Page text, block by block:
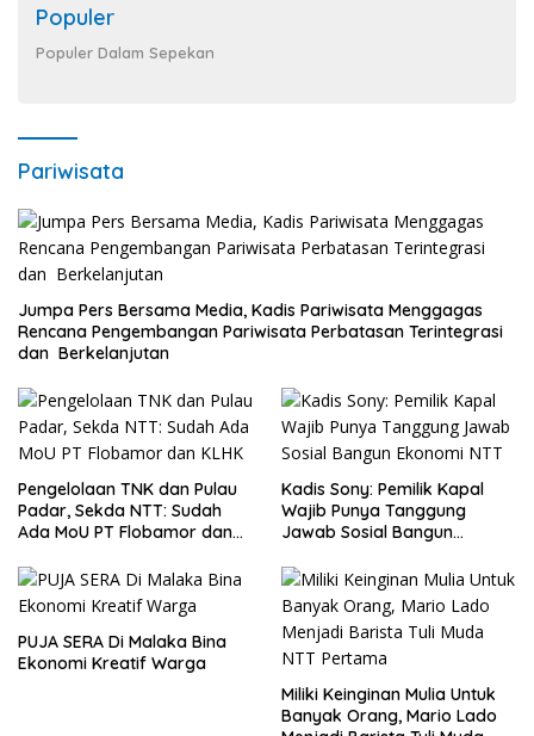
Populer
Populer Dalam Sepekan
Pariwisata
Jumpa Pers Bersama Media, Kadis Pariwisata Menggagas
Rencana Pengembangan Pariwisata Perbatasan Terintegrasi
dan Berkelanjutan
Pengelolaan TNK dan Pulau
Padar, Sekda NTT: Sudah
Ada MoU PT Flobamor dan
Kadis Sony: Pemilik Kapal
Wajib Punya Tanggung
Jawab Sosial Bangun
PUJA SERA Di Malaka Bina
Ekonomi Kreatif Warga
Miliki Keinginan Mulia Untuk
Banyak Orang, Mario Lado